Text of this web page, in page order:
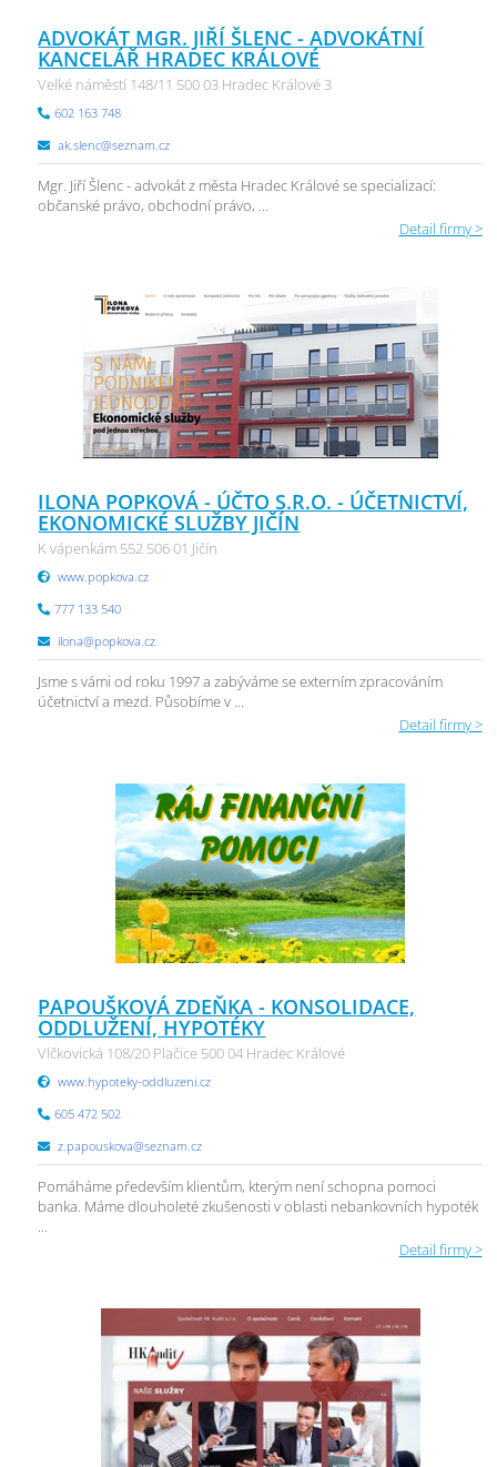
ADVOKÁT MGR. JIŘÍ ŠLENC - ADVOKÁTNÍ
KANCELÁŘ HRADEC KRÁLOVÉ
Velké náměstí 148/11 500 03 Hradec Králové 3
602 163 748
ak.slenc@seznam.cz
Mgr. Jiří Šlenc - advokát z města Hradec Králové se specializací:
občanské právo, obchodní právo, ...
Detail firmy >
ILONA POPKOVÁ - ÚČTO S.R.O. - ÚČETNICTVÍ,
EKONOMICKÉ SLUŽBY JIČÍN
K vápenkám 552 506 01 Jičín
www.popkova.cz
777 133 540
ilona@popkova.cz
Jsme s vámi od roku 1997 a zabýváme se externím zpracováním
účetnictví a mezd. Působíme v ...
Detail firmy >
PAPOUŠKOVÁ ZDEŇKA - KONSOLIDACE,
ODDLUŽENÍ, HYPOTÉKY
Vlčkovická 108/20 Plačice 500 04 Hradec Králové
www.hypoteky-oddluzeni.cz
605 472 502
z.papouskova@seznam.cz
Pomáháme především klientům, kterým není schopna pomoci
banka. Máme dlouholeté zkušenosti v oblasti nebankovních hypoték
...
Detail firmy >